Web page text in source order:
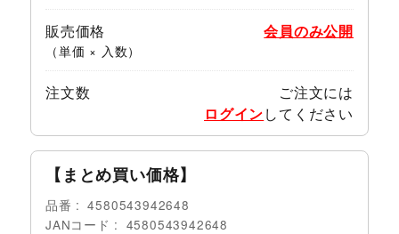
販売価格
（単価 × 入数）
会員のみ公開
注文数
ご注文には
ログインしてください
【まとめ買い価格】
品番
4580543942648
JANコード
4580543942648